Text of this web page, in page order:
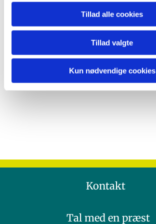
Tillad alle cookies
Tillad valgte
Kun nødvendige cookies
Kontakt
Tal med en præst